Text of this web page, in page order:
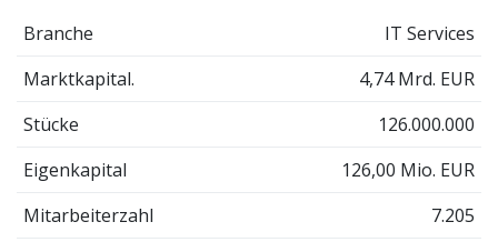
Branche
IT Services
Marktkapital.
4,74 Mrd. EUR
Stücke
126.000.000
Eigenkapital
126,00 Mio. EUR
Mitarbeiterzahl
7.205